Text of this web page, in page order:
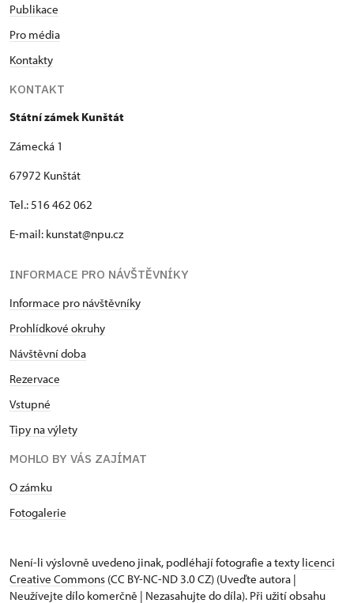
Publikace
Pro média
Kontakty
KONTAKT
Státní zámek Kunštát
Zámecká 1
67972 Kunštát
Tel.: 516 462 062
E-mail: kunstat@npu.cz
INFORMACE PRO NÁVŠTĚVNÍKY
Informace pro návštěvníky
Prohlídkové okruhy
Návštěvní doba
Rezervace
Vstupné
Tipy na výlety
MOHLO BY VÁS ZAJÍMAT
O zámku
Fotogalerie
Není-li výslovně uvedeno jinak, podléhají fotografie a texty licenci
Creative Commons (CC BY-NC-ND 3.0 CZ) (Uveďte autora |
Neužívejte dílo komerčně | Nezasahujte do díla). Při užití obsahu